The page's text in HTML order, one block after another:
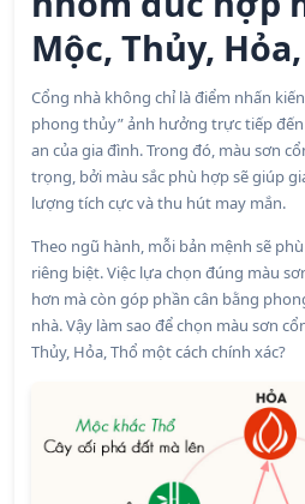
Mộc, Thủy,
Cổng nhà không chỉ là điểm nhấn
phong thủy” ảnh hưởng trực tiếp
an của gia đình. Trong đó, màu sơn
trọng, bởi màu sắc phù hợp sẽ giúp
lượng tích cực và thu hút may mắn.
Theo ngũ hành, mỗi bản mệnh sẽ
riêng biệt. Việc lựa chọn đúng màu
hơn mà còn góp phần cân bằng
nhà. Vậy làm sao để chọn màu sơn
Thủy, Hỏa, Thổ một cách chính xác?